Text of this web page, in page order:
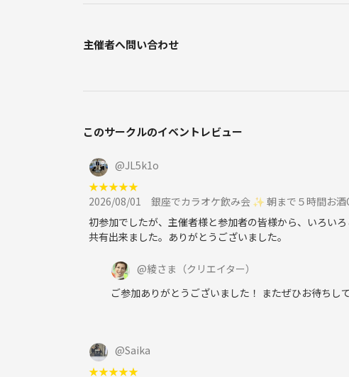
主催者へ問い合わせ
このサークルのイベントレビュー
@JL5k1o
★★★★★
2026/08/01
銀座でカラオケ飲み会 ✨ 朝まで５時間お酒OK・
初参加でしたが、主催者様と参加者の皆様から、いろい
共有出来ました。ありがとうございました。
@綾さま （クリエイター）
ご参加ありがとうございました！ またぜひお待ちし
@Saika
★★★★★